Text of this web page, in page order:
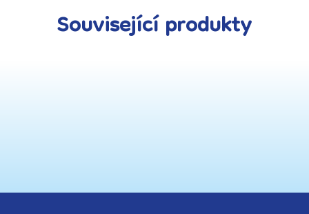
Související produkty